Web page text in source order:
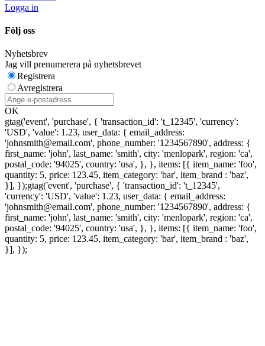
Logga in
Följ oss
Nyhetsbrev
Jag vill prenumerera på nyhetsbrevet
Registrera
Avregistrera
OK
gtag('event', 'purchase', { 'transaction_id': 't_12345', 'currency':
'USD', 'value': 1.23, user_data: { email_address:
'johnsmith@email.com', phone_number: '1234567890', address: {
first_name: 'john', last_name: 'smith', city: 'menlopark', region: 'ca',
postal_code: '94025', country: 'usa', }, }, items: [{ item_name: 'foo',
quantity: 5, price: 123.45, item_category: 'bar', item_brand : 'baz',
}], });gtag('event', 'purchase', { 'transaction_id': 't_12345',
'currency': 'USD', 'value': 1.23, user_data: { email_address:
'johnsmith@email.com', phone_number: '1234567890', address: {
first_name: 'john', last_name: 'smith', city: 'menlopark', region: 'ca',
postal_code: '94025', country: 'usa', }, }, items: [{ item_name: 'foo',
quantity: 5, price: 123.45, item_category: 'bar', item_brand : 'baz',
}], });